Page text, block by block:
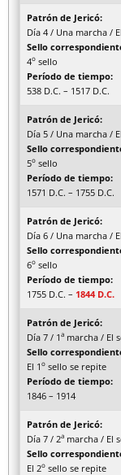
Patrón de Jericó:
Día 4 / Una marcha /
Sello
4o sello
Período de tiempo:
538 D.C. – 1517 D.C.
Patrón de Jericó:
Día 5 / Una marcha /
Sello
5o sello
Período de tiempo:
1571 D.C. – 1755 D.C.
Patrón de Jericó:
Día 6 / Una marcha /
Sello
6o sello
Período de tiempo:
1755 D.C. – 1844 D.C.
Patrón de Jericó:
Día 7 / 1a marcha / El
Sello
El 1o sello se repite
Período de tiempo:
1846 – 1914
Patrón de Jericó:
Día 7 / 2a marcha / El
Sello
El 2o sello se repite